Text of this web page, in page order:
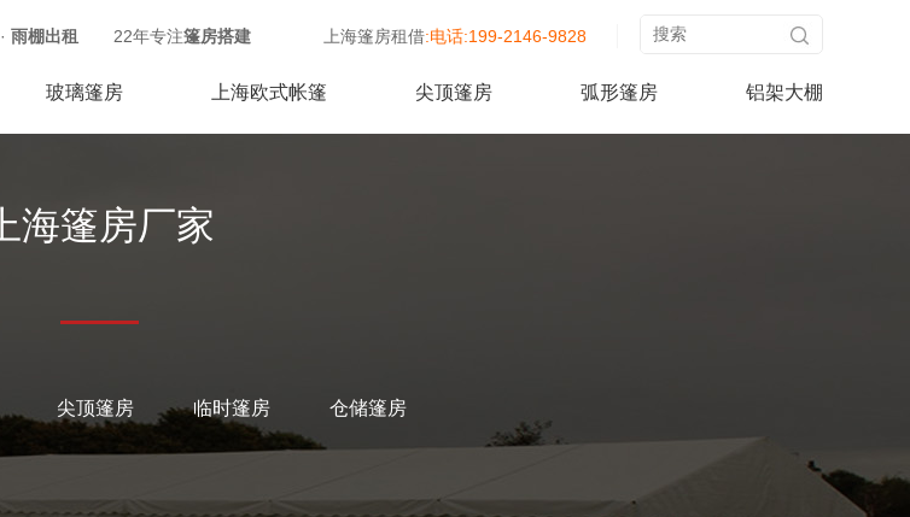
· 雨棚出租 22年专注篷房搭建 上海篷房租借:电话:199-2146-9828
玻璃篷房 上海欧式帐篷 尖顶篷房 弧形篷房 铝架大棚
上海篷房厂家
尖顶篷房 临时篷房 仓储篷房